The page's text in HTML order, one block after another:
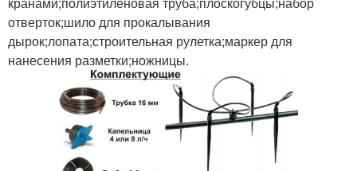
отверток;шило для прокалывания
дырок;лопата;строительная рулетка;маркер для
нанесения разметки;ножницы.